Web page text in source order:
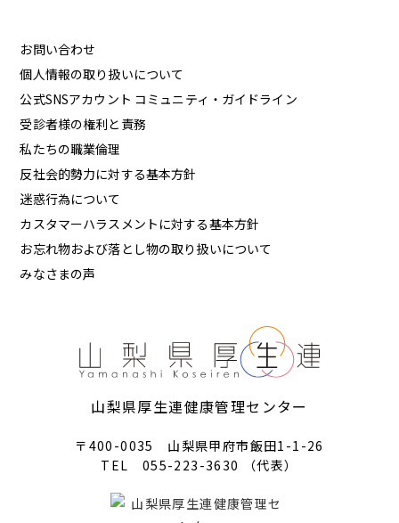
お問い合わせ
個人情報の取り扱いについて
公式SNSアカウント コミュニティ・ガイドライン
受診者様の権利と責務
私たちの職業倫理
反社会的勢力に対する基本方針
迷惑行為について
カスタマーハラスメントに対する基本方針
お忘れ物および落とし物の取り扱いについて
みなさまの声
山梨県厚生連健康管理センター
〒400-0035 山梨県甲府市飯田1-1-26
TEL 055-223-3630 （代表）